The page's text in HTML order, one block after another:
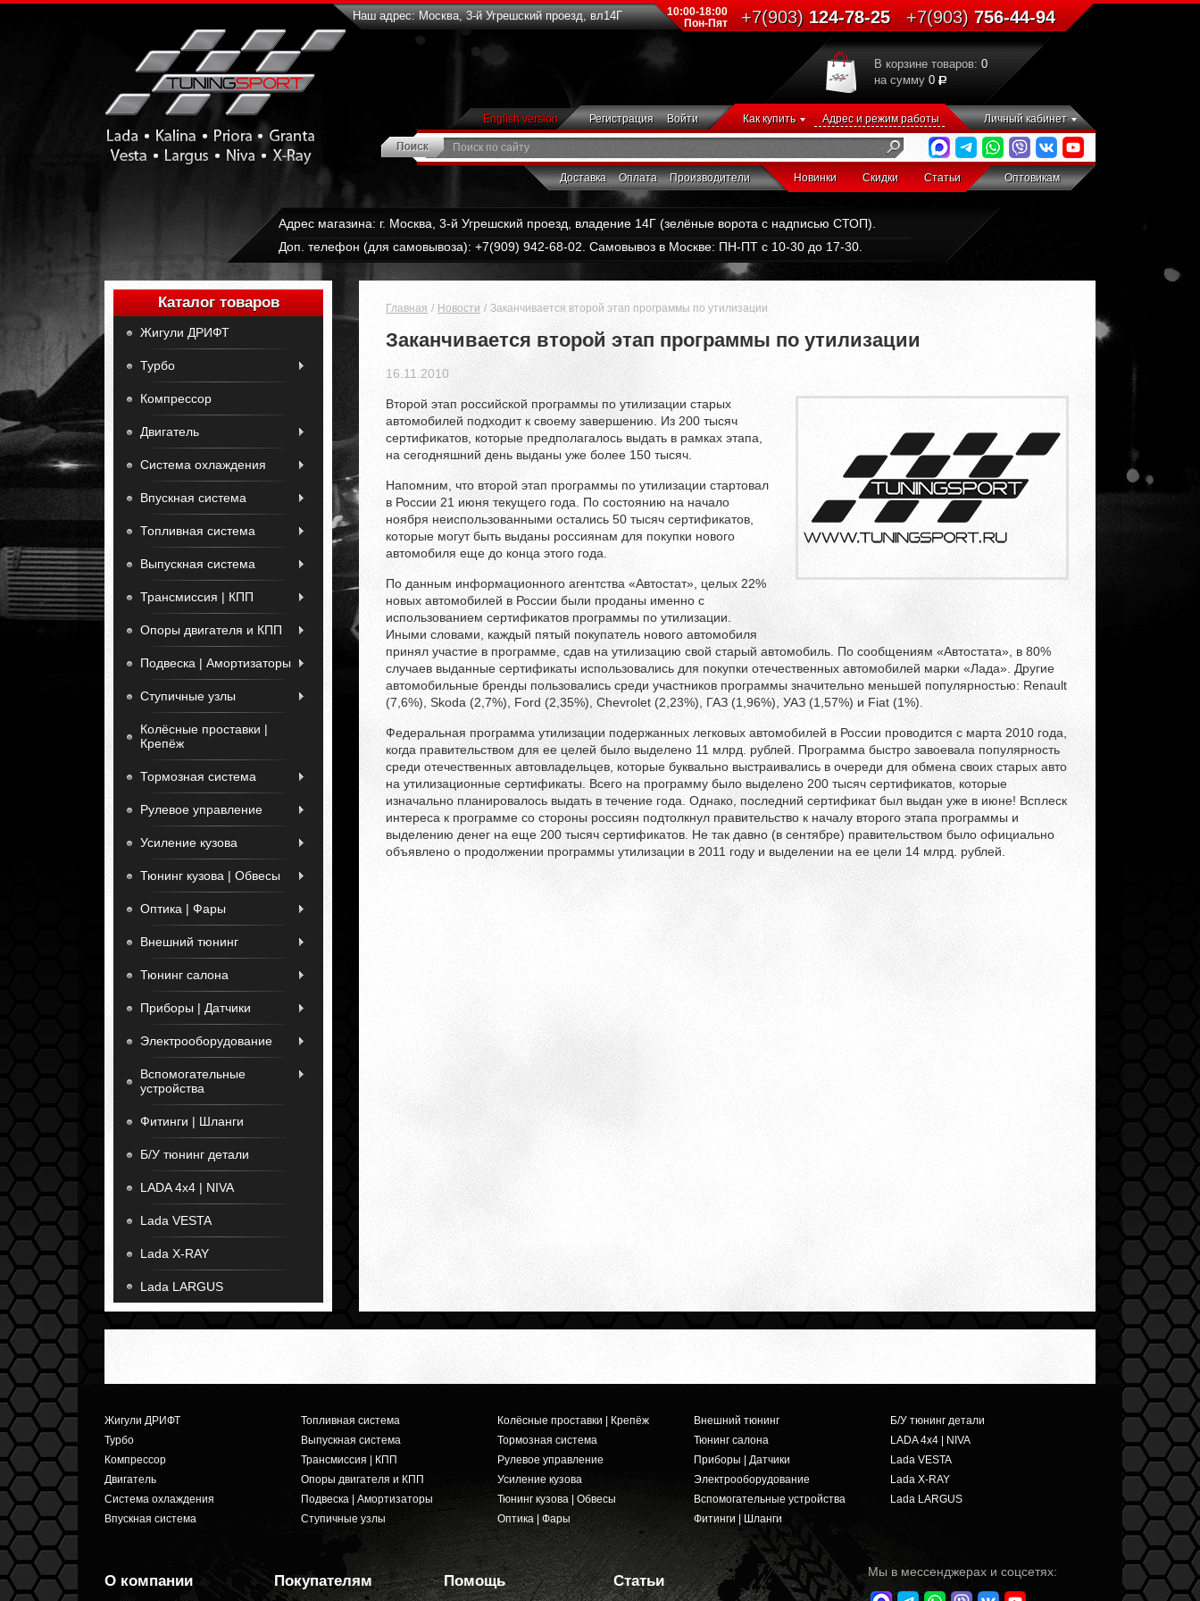
Наш адрес: Москва, 3-й Угрешский проезд, вл14Г
10:00-18:00
Пон-Пят
+7(903)124-78-25 +7(903)756-44-94
В корзине товаров: 0
на сумму 0
English version Регистрация Войти Как купить Адрес и режим работы Личный кабинет
Доставка Оплата Производители Новинки Скидки Статьи Оптовикам
Адрес магазина: г. Москва, 3-й Угрешский проезд, владение 14Г (зелёные ворота с надписью СТОП).
Доп. телефон (для самовывоза): +7(909) 942-68-02. Самовывоз в Москве: ПН-ПТ с 10-30 до 17-30.
Каталог товаров
Жигули ДРИФТ
Турбо
Компрессор
Двигатель
Система охлаждения
Впускная система
Топливная система
Выпускная система
Трансмиссия | КПП
Опоры двигателя и КПП
Подвеска | Амортизаторы
Ступичные узлы
Колёсные проставки |
Крепёж
Тормозная система
Рулевое управление
Усиление кузова
Тюнинг кузова | Обвесы
Оптика | Фары
Внешний тюнинг
Тюнинг салона
Приборы | Датчики
Электрооборудование
Вспомогательные
устройства
Фитинги | Шланги
Б/У тюнинг детали
LADA 4x4 | NIVA
Lada VESTA
Lada X-RAY
Lada LARGUS
Главная Новости Заканчивается второй этап программы по утилизации
Заканчивается второй этап программы по утилизации
16.11.2010
Второй этап российской программы по утилизации старых
автомобилей подходит к своему завершению. Из 200 тысяч
сертификатов, которые предполагалось выдать в рамках этапа,
на сегодняшний день выданы уже более 150 тысяч.
Напомним, что второй этап программы по утилизации стартовал
в России 21 июня текущего года. По состоянию на начало
ноября неиспользованными остались 50 тысяч сертификатов,
которые могут быть выданы россиянам для покупки нового
автомобиля еще до конца этого года.
По данным информационного агентства «Автостат», целых 22%
новых автомобилей в России были проданы именно с
использованием сертификатов программы по утилизации.
Иными словами, каждый пятый покупатель нового автомобиля
принял участие в программе, сдав на утилизацию свой старый автомобиль. По сообщениям «Автостата», в 80%
случаев выданные сертификаты использовались для покупки отечественных автомобилей марки «Лада». Другие
автомобильные бренды пользовались среди участников программы значительно меньшей популярностью: Renault
(7,6%), Skoda (2,7%), Ford (2,35%), Chevrolet (2,23%), ГАЗ (1,96%), УАЗ (1,57%) и Fiat (1%).
Федеральная программа утилизации подержанных легковых автомобилей в России проводится с марта 2010 года,
когда правительством для ее целей было выделено 11 млрд. рублей. Программа быстро завоевала популярность
среди отечественных автовладельцев, которые буквально выстраивались в очереди для обмена своих старых авто
на утилизационные сертификаты. Всего на программу было выделено 200 тысяч сертификатов, которые
изначально планировалось выдать в течение года. Однако, последний сертификат был выдан уже в июне! Всплеск
интереса к программе со стороны россиян подтолкнул правительство к началу второго этапа программы и
выделению денег на еще 200 тысяч сертификатов. Не так давно (в сентябре) правительством было официально
объявлено о продолжении программы утилизации в 2011 году и выделении на ее цели 14 млрд. рублей.
Жигули ДРИФТ
Турбо
Компрессор
Двигатель
Система охлаждения
Впускная система
Топливная система
Выпускная система
Трансмиссия | КПП
Опоры двигателя и КПП
Подвеска | Амортизаторы
Ступичные узлы
Колёсные проставки | Крепёж
Тормозная система
Рулевое управление
Усиление кузова
Тюнинг кузова | Обвесы
Оптика | Фары
Внешний тюнинг
Тюнинг салона
Приборы | Датчики
Электрооборудование
Вспомогательные устройства
Фитинги | Шланги
Б/У тюнинг детали
LADA 4x4 | NIVA
Lada VESTA
Lada X-RAY
Lada LARGUS
О компании Покупателям Помощь Статьи
Мы в мессенджерах и соцсетях: